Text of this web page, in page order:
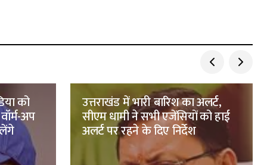
को
अप
उत्तराखंड में भारी बारिश का अलर्ट,
सीएम धामी ने सभी एजेंसियों को हाई
अलर्ट पर रहने के दिए निर्देश